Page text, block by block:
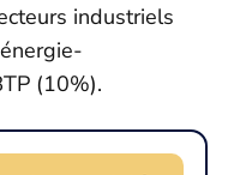
industriels
(10%).